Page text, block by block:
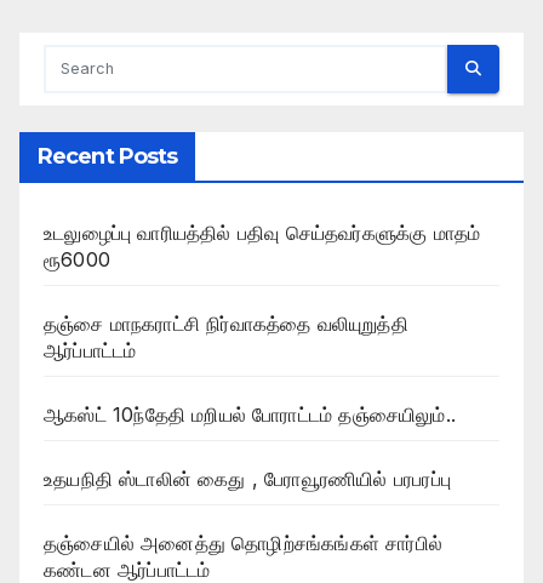
Recent Posts
உடலுழைப்பு வாரியத்தில் பதிவு செய்தவர்களுக்கு மாதம்
ரூ6000
தஞ்சை மாநகராட்சி நிர்வாகத்தை வலியுறுத்தி
ஆர்ப்பாட்டம்
ஆகஸ்ட் 10ந்தேதி மறியல் போராட்டம் தஞ்சையிலும்..
உதயநிதி ஸ்டாலின் கைது , பேராவூரணியில் பரபரப்பு
தஞ்சையில் அனைத்து தொழிற்சங்கங்கள் சார்பில்
கண்டன ஆர்ப்பாட்டம்